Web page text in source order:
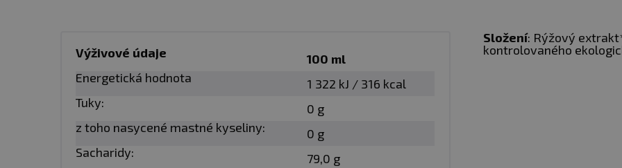
Balení
: Viz obal
Upozornění pro alergiky:Alergeny jsou vyznačeny
Výživové údaje
100 ml
Energetická hodnota
1 322 kJ / 316 kcal
Tuky:
0 g
z toho nasycené mastné kyseliny:
0 g
Sacharidy:
79,0 g
Složení: Rýžový
kontrolovaného